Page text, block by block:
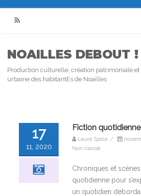
NOAILLES DEBOUT !
Production culturelle, création patrimoniale
urbaine des habitantEs de Noailles
17
11, 2020
Fiction quotidienne
Laura Spica /
Non classé
Chroniques et
quotidienne pour
un quotidien